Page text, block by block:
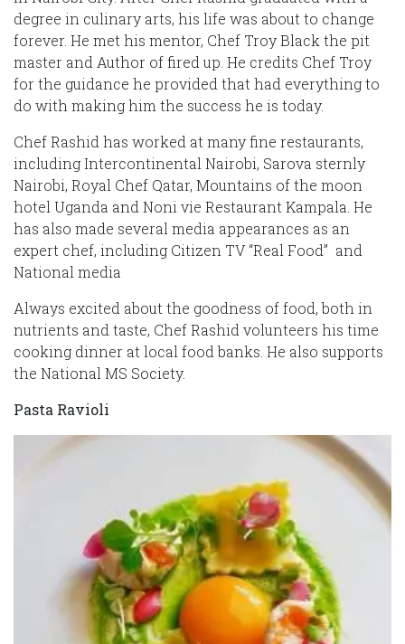
degree in culinary arts, his life was about to change
forever. He met his mentor, Chef Troy Black the pit
master and Author of fired up. He credits Chef Troy
for the guidance he provided that had everything to
do with making him the success he is today.
Chef Rashid has worked at many fine restaurants,
including Intercontinental Nairobi, Sarova sternly
Nairobi, Royal Chef Qatar, Mountains of the moon
hotel Uganda and Noni vie Restaurant Kampala. He
has also made several media appearances as an
expert chef, including Citizen TV “Real Food” and
National media
Always excited about the goodness of food, both in
nutrients and taste, Chef Rashid volunteers his time
cooking dinner at local food banks. He also supports
the National MS Society.
Pasta Ravioli